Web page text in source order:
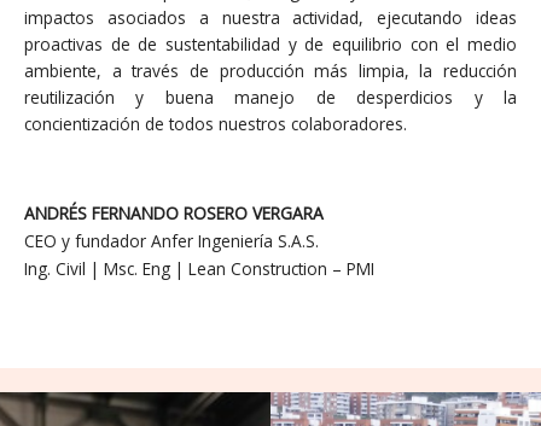
impactos asociados a nuestra actividad, ejecutando ideas
proactivas de de sustentabilidad y de equilibrio con el medio
ambiente, a través de producción más limpia, la reducción
reutilización y buena manejo de desperdicios y la
concientización de todos nuestros colaboradores.
ANDRÉS FERNANDO ROSERO VERGARA
CEO y fundador Anfer Ingeniería S.A.S.
Ing. Civil | Msc. Eng | Lean Construction – PMI